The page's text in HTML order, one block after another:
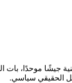
فيه التهديدات
الحقيقي سياسي.